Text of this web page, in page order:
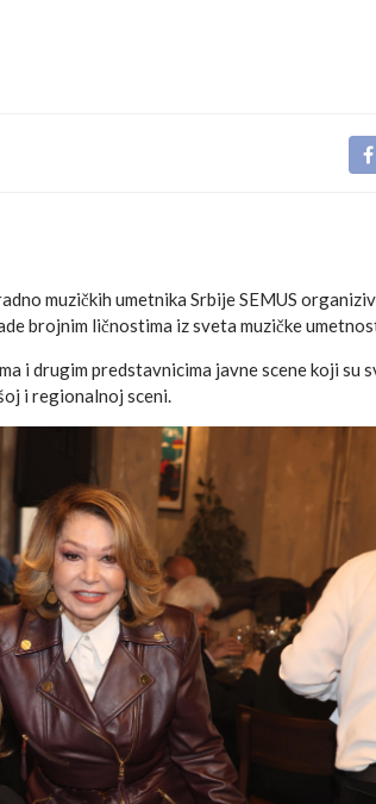
muzičkih umetnika Srbije SEMUS
brojnim ličnostima iz sveta muzičke
i drugim predstavnicima javne scene koji su
i regionalnoj sceni.